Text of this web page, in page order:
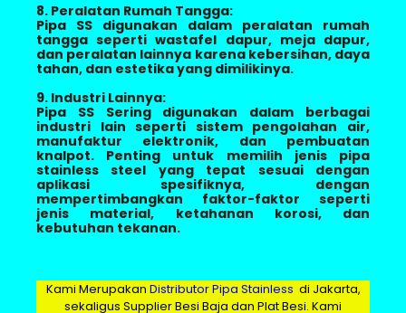
8. Peralatan Rumah Tangga:
Pipa SS digunakan dalam peralatan rumah
tangga seperti wastafel dapur, meja dapur,
dan peralatan lainnya karena kebersihan, daya
tahan, dan estetika yang dimilikinya.
9. Industri Lainnya:
Pipa SS Sering digunakan dalam berbagai
industri lain seperti sistem pengolahan air,
manufaktur elektronik, dan pembuatan
knalpot. Penting untuk memilih jenis pipa
stainless steel yang tepat sesuai dengan
aplikasi spesifiknya, dengan
mempertimbangkan faktor-faktor seperti
jenis material, ketahanan korosi, dan
kebutuhan tekanan.
Kami Merupakan Distributor Pipa Stainless di Jakarta,
sekaligus Supplier Besi Baja dan Plat Besi. Kami